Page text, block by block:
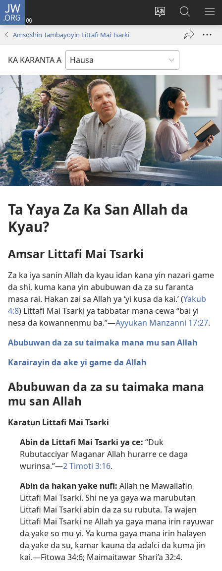
JW.ORG
Ka
dandalin
Ka
Shiga
window)
Bincika
JW.ORG
KA
Amsoshin Tambayoyin Littafi Mai Tsarki
KA KARANTA A
Ta Yaya Za Ka San Allah da
Kyau?
Amsar Littafi Mai Tsarki
Za ka iya sanin Allah da kyau idan kana yin nazari game
da shi, kuma kana yin abubuwan da za su faranta
masa rai. Hakan zai sa Allah ya ‘yi kusa da kai.’ (Yakub
4:8) Littafi Mai Tsarki ya tabbatar mana cewa “bai yi
nesa da kowannenmu ba.”​—Ayyukan Manzanni 17:27.
Abubuwan da za su taimaka mana mu san Allah
Karairayin da ake yi game da Allah
Abubuwan da za su taimaka mana
mu san Allah
Karatun Littafi Mai Tsarki
Abin da Littafi Mai Tsarki ya ce: “Duk
Rubutacciyar Maganar Allah hurarre ce daga
wurinsa.”​—2 Timoti 3:16.
Abin da hakan yake nufi: Allah ne Mawallafin
Littafi Mai Tsarki. Shi ne ya gaya wa marubutan
Littafi Mai Tsarki abin da za su rubuta. Ta wajen
Littafi Mai Tsarki ne Allah ya gaya mana irin rayuwar
da yake so mu yi. Ya kuma gaya mana irin halayen
da yake da su, kamar kauna da adalci da kuma jin
kai.​—Fitowa 34:6; Maimaitawar Shari’a 32:4.